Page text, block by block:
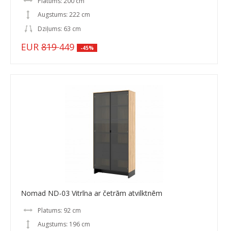
Augstums: 222 cm
Dziļums: 63 cm
EUR 819449 -45%
Nomad ND-03 Vitrīna ar četrām atvilktnēm
Platums: 92 cm
Augstums: 196 cm